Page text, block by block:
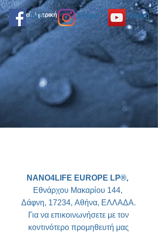
Λατινική Αμερική
Like Follow Watch
NANO4LIFE EUROPE LP®,
Εθνάρχου Μακαρίου 144,
Δάφνη, 17234, Αθήνα, ΕΛΛΑΔΑ.
Για να επικοινωνήσετε με τον
κοντινότερο προμηθευτή μας